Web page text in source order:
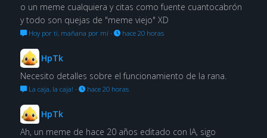
o un meme cualquiera y citas como fuente cuantocabrón
y todo son quejas de "meme viejo" XD
Hoy por ti, mañana por mí· hace 20 horas
HpTk
Necesito detalles sobre el funcionamiento de la rana.
La caja, la caja! · hace 20 horas
HpTk
Ah, un meme de hace 20 años editado con IA, sigo